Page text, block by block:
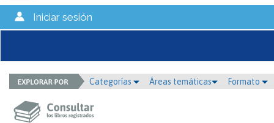
Iniciar sesión
Categorías Áreas temáticas Formato